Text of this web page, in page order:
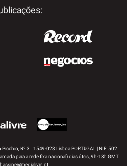
Nº 3 . 1549-023 Lisboa PORTUGAL | NIF: 502
para a rede fixa nacional) dias úteis, 9h-18h GMT
assine@medialivre.pt